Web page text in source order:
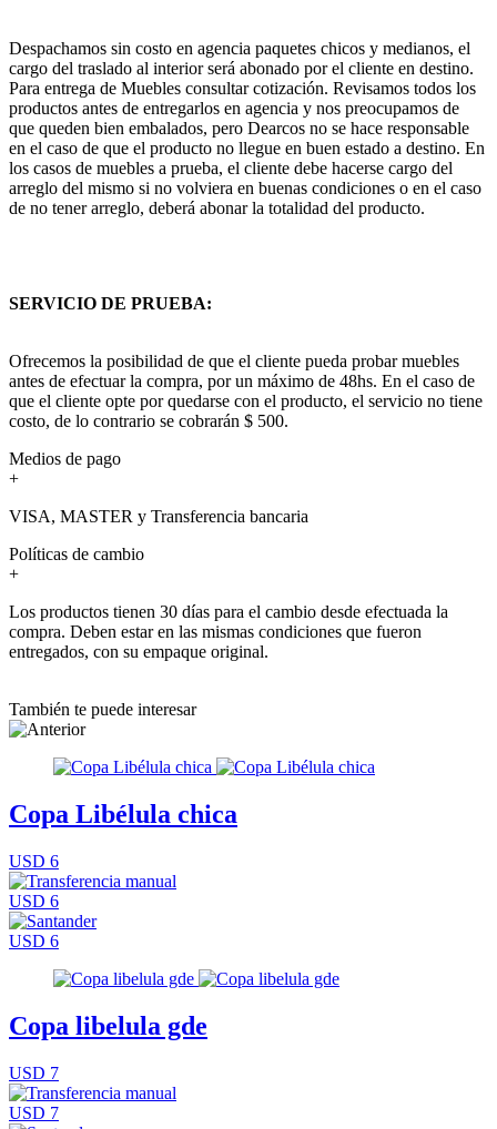
Despachamos sin costo en agencia paquetes chicos y medianos, el
cargo del traslado al interior será abonado por el cliente en destino.
Para entrega de Muebles consultar cotización. Revisamos todos los
productos antes de entregarlos en agencia y nos preocupamos de
que queden bien embalados, pero Dearcos no se hace responsable
en el caso de que el producto no llegue en buen estado a destino. En
los casos de muebles a prueba, el cliente debe hacerse cargo del
arreglo del mismo si no volviera en buenas condiciones o en el caso
de no tener arreglo, deberá abonar la totalidad del producto.
SERVICIO DE PRUEBA:
Ofrecemos la posibilidad de que el cliente pueda probar muebles
antes de efectuar la compra, por un máximo de 48hs. En el caso de
que el cliente opte por quedarse con el producto, el servicio no tiene
costo, de lo contrario se cobrarán $ 500.
Medios de pago
+
VISA, MASTER y Transferencia bancaria
Políticas de cambio
+
Los productos tienen 30 días para el cambio desde efectuada la
compra. Deben estar en las mismas condiciones que fueron
entregados, con su empaque original.
También te puede interesar
Copa Libélula chica
USD 6
USD 6
USD 6
Copa libelula gde
USD 7
USD 7